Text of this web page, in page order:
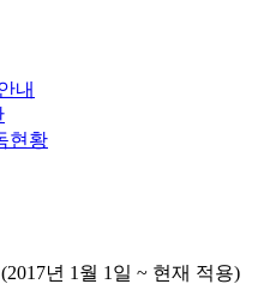
내
현황
년 1월 1일 ~ 현재 적용)